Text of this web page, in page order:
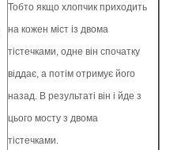
Тобто якщо хлопчик приходить
на кожен міст із двома
тістечками, одне він спочатку
віддає, а потім отримує його
назад. В результаті він і йде з
цього мосту з двома
тістечками.